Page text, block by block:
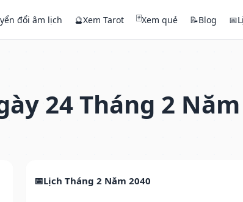
đổi âm lịch 🔮Xem Tarot 🃏Xem quẻ 📝Blog 📅
24 Tháng 2
Lịch Tháng 2 Năm 2040